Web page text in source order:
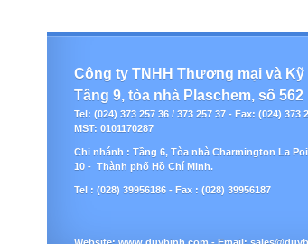
Công ty TNHH Thương mại và
Tầng 9, tòa nhà Plaschem, số
Tel: (024) 373 257 36 / 373 257 37 - Fax: (024) 373
MST: 0101170287
Chi nhánh : Tầng 6, Tòa nhà Charmington La
10 - Thành phố Hồ Chí Minh.
Tel : (028) 39956186 - Fax : (028) 39956187